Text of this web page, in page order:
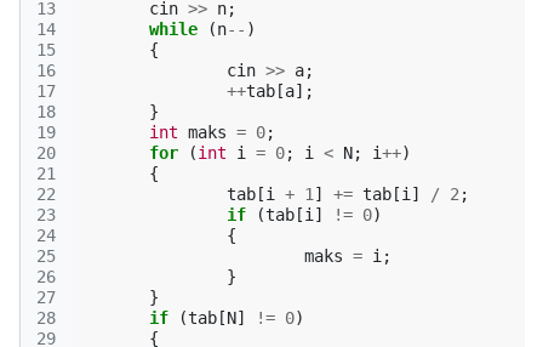
13
14
15
16
17
18
19
20
21
22
23
24
25
26
27
28
29
cin >> n;
while
(n-- )
{
cin >> a;
++tab [a];
}
int maks = 0;
for
(int i = 0; i < N; i++)
{
tab [i + 1 ] += tab [i ] / 2 ;
if
(tab [i ] != 0)
{
maks = i ;
}
}
if
(tab [N] != 0)
{